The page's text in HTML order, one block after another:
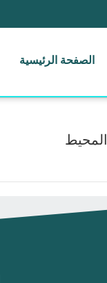
الصفحة الرئيسية
المحيط